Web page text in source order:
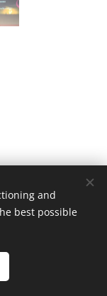
Reserved.
and
best possible